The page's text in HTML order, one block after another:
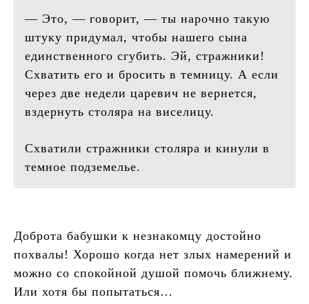
— Это, — говорит, — ты нарочно такую
штуку придумал, чтобы нашего сына
единственного сгубить. Эй, стражники!
Схватить его и бросить в темницу. А если
через две недели царевич не вернется,
вздернуть столяра на виселицу.
Схватили стражники столяра и кинули в
темное подземелье.
Доброта бабушки к незнакомцу достойно
похвалы! Хорошо когда нет злых намерений и
можно со спокойной душой помочь ближнему.
Или хотя бы попытаться…